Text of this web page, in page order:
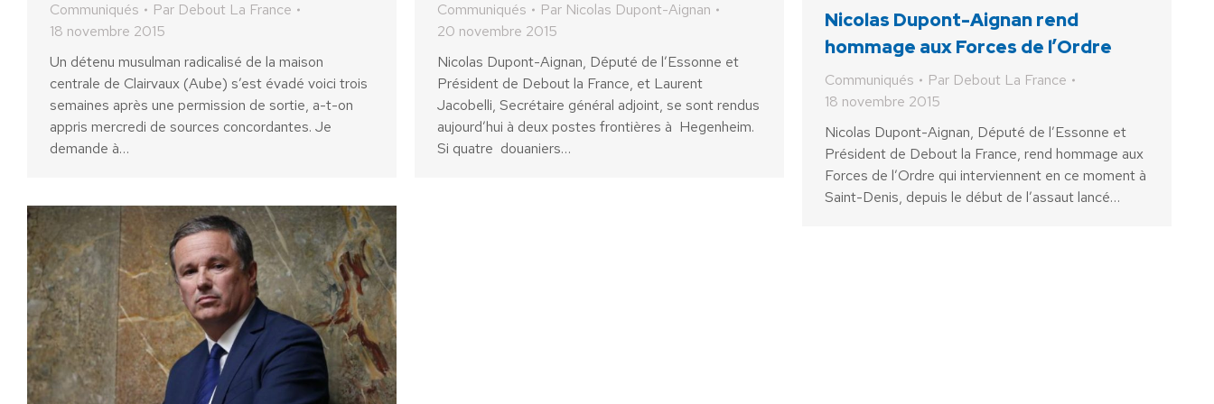
Communiqués Par Nicolas Dupont-Aignan
20 novembre 2015
Nicolas Dupont-Aignan, Député de l’Essonne et
Président de Debout la France, et Laurent
Jacobelli, Secrétaire général adjoint, se sont rendus
aujourd’hui à deux postes frontières à Hegenheim.
Si quatre douaniers…
Communiqués Par Debout La France
18 novembre 2015
Un détenu musulman radicalisé de la maison
centrale de Clairvaux (Aube) s’est évadé voici trois
semaines après une permission de sortie, a-t-on
appris mercredi de sources concordantes. Je
demande à…
Nicolas Dupont-Aignan rend
hommage aux Forces de l’Ordre
Communiqués Par Debout La France
18 novembre 2015
Nicolas Dupont-Aignan, Député de l’Essonne et
Président de Debout la France, rend hommage aux
Forces de l’Ordre qui interviennent en ce moment à
Saint-Denis, depuis le début de l’assaut lancé…